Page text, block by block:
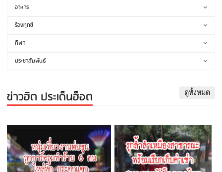
อาหาร
ร้องทุกข์
กีฬา
ประชาสัมพันธ์
ข่าวฮิต ประเด็นฮ็อต ดูทั้งหมด